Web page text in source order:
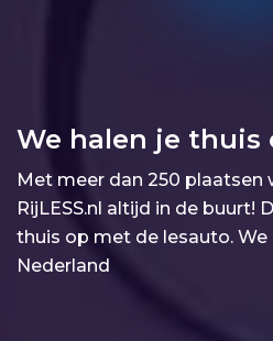
We halen je thuis
Met meer dan 250 plaatsen
RijLESS.nl altijd in de buurt!
thuis op met de lesauto. We
Nederland